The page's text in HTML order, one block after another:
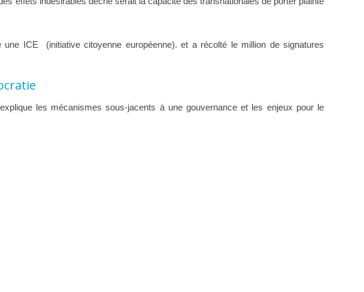
ICE (initiative citoyenne européenne). et a récolté le million de signatures
les mécanismes sous-jacents à une gouvernance et les enjeux pour le